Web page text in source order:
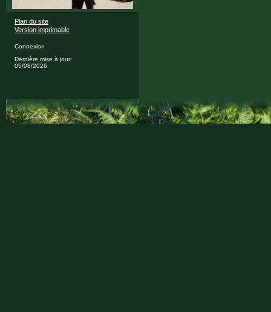
Plan du site
Version imprimable
Connexion
Dernière mise à jour:
05/08/2026